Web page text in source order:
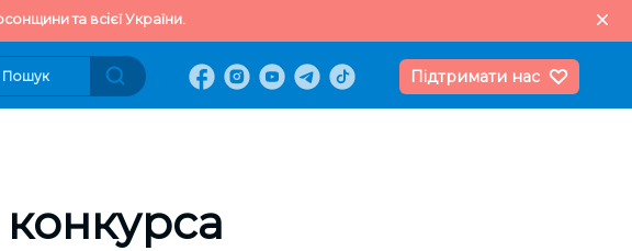
та всієї України.
Підтримати нас